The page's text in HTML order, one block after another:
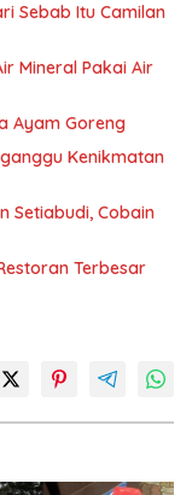
Sebab Itu Camilan
Mineral Pakai Air
Ayam Goreng
Kenikmatan
Setiabudi, Cobain
Terbesar